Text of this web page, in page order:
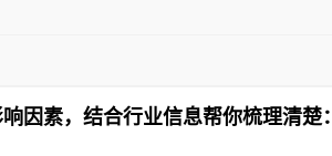
因素，结合行业信息帮你梳理清楚：